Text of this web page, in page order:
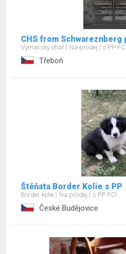
CHS from
Výmarský ohař Na prodej s PP FCI
Třeboň
Štěňata Border Kolie s PP
Border kolie Na prodej s PP FCI
České Budějovice